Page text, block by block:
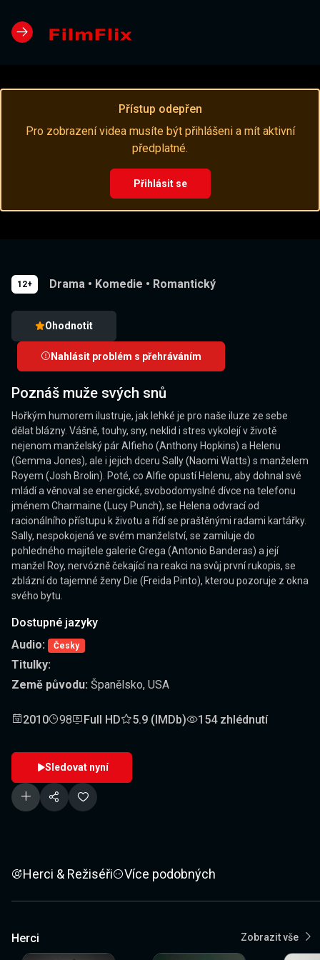
Přístup odepřen
Pro zobrazení videa musíte být přihlášeni a mít aktivní
předplatné.
Přihlásit se
12+ Drama • Komedie • Romantický
Ohodnotit
Nahlásit problém s přehráváním
Poznáš muže svých snů
Hořkým humorem ilustruje, jak lehké je pro naše iluze ze sebe
dělat blázny. Vášně, touhy, sny, neklid i stres vykolejí v životě
nejenom manželský pár Alfieho (Anthony Hopkins) a Helenu
(Gemma Jones), ale i jejich dceru Sally (Naomi Watts) s manželem
Royem (Josh Brolin). Poté, co Alfie opustí Helenu, aby dohnal své
mládí a věnoval se energické, svobodomyslné dívce na telefonu
jménem Charmaine (Lucy Punch), se Helena odvrací od
racionálního přístupu k životu a řídí se praštěnými radami kartářky.
Sally, nespokojená ve svém manželství, se zamiluje do
pohledného majitele galerie Grega (Antonio Banderas) a její
manžel Roy, nervózně čekající na reakci na svůj první rukopis, se
zblázní do tajemné ženy Die (Freida Pinto), kterou pozoruje z okna
svého bytu.
Dostupné jazyky
Audio:
Česky
Titulky:
Země původu: Španělsko, USA
2010 98 Full HD 5.9 (IMDb) 154 zhlédnutí
Sledovat nyní
Herci & Režiséři Více podobných
Herci Zobrazit vše